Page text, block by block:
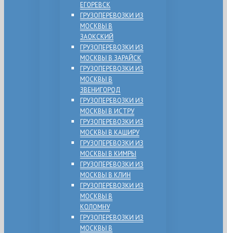
ЕГОРЕВСК
ГРУЗОПЕРЕВОЗКИ ИЗ
МОСКВЫ В
ЗАОКСКИЙ
ГРУЗОПЕРЕВОЗКИ ИЗ
МОСКВЫ В ЗАРАЙСК
ГРУЗОПЕРЕВОЗКИ ИЗ
МОСКВЫ В
ЗВЕНИГОРОД
ГРУЗОПЕРЕВОЗКИ ИЗ
МОСКВЫ В ИСТРУ
ГРУЗОПЕРЕВОЗКИ ИЗ
МОСКВЫ В КАШИРУ
ГРУЗОПЕРЕВОЗКИ ИЗ
МОСКВЫ В КИМРЫ
ГРУЗОПЕРЕВОЗКИ ИЗ
МОСКВЫ В КЛИН
ГРУЗОПЕРЕВОЗКИ ИЗ
МОСКВЫ В
КОЛОМНУ
ГРУЗОПЕРЕВОЗКИ ИЗ
МОСКВЫ В